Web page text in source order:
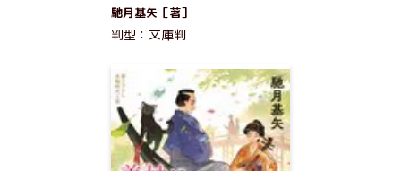
馳月基矢［著］
判型：文庫判